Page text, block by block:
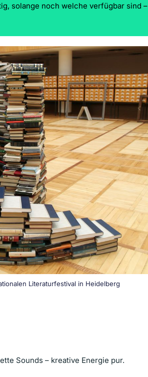
solange noch welche verfügbar sind –
Literaturfestival in Heidelberg
Sounds – kreative Energie pur.